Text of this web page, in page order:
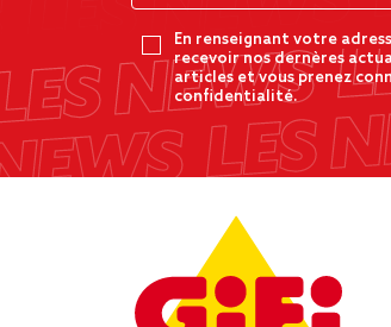
En renseignant votre
recevoir nos dernères
articles et vous prenez
confidentialité.